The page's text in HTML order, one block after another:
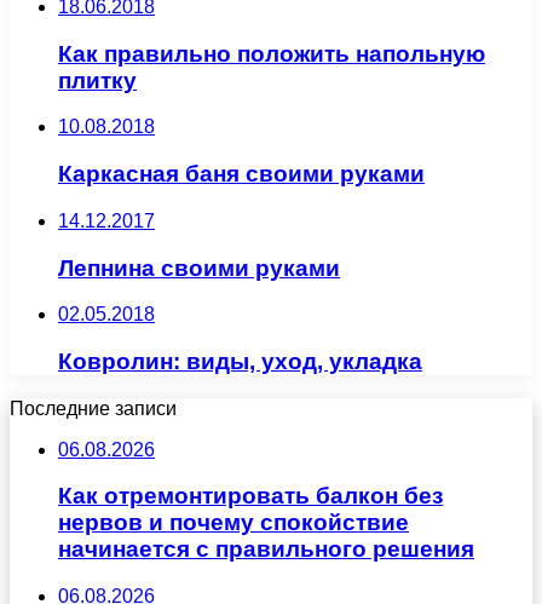
18.06.2018
Как правильно положить напольную
плитку
10.08.2018
Каркасная баня своими руками
14.12.2017
Лепнина своими руками
02.05.2018
Ковролин: виды, уход, укладка
Последние записи
06.08.2026
Как отремонтировать балкон без
нервов и почему спокойствие
начинается с правильного решения
06.08.2026